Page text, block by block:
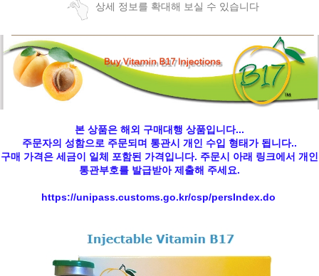
상세 정보를 확대해 보실 수 있습니다
본 상품은 해외 구매대행 상품입니다...
주문자의 성함으로 주문되며 통관시 개인 수입 형태가 됩니다..
구매 가격은 세금이 일체 포함된 가격입니다. 주문시 아래 링크에서 개인
통관부호를 발급받아 제출해 주세요.
https://unipass.customs.go.kr/csp/persIndex.do